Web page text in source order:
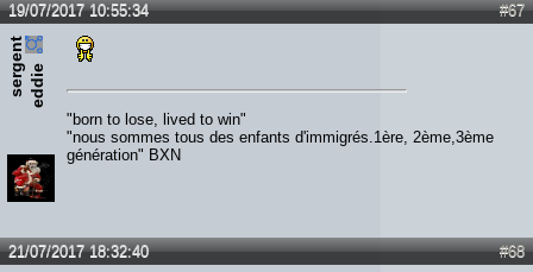
#67
19/07/2017 10:55:34
s
e
rg
e
n
t
e
d
d
ie
"born to lose, lived to win"
"nous sommes tous des enfants d'immigrés.1ère, 2ème,3ème
génération" BXN
#68
21/07/2017 18:32:40